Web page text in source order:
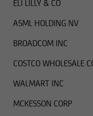
ELI LILLY & CO
ASML HOLDING NV
BROADCOM INC
COSTCO WHOLESALE
WALMART INC
MCKESSON CORP